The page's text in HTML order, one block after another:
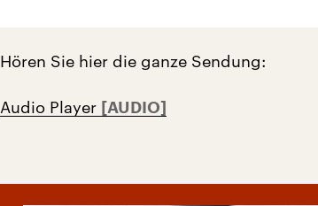
Hören Sie hier die ganze Sendung:
Audio Player